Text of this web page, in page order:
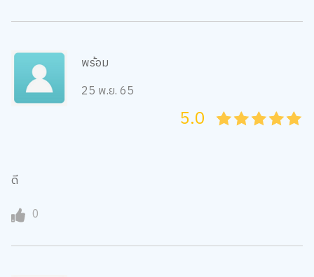
พร้อม
25 พ.ย. 65
45
4
35
3
25
2
15
1
05
5.0
ดี
0